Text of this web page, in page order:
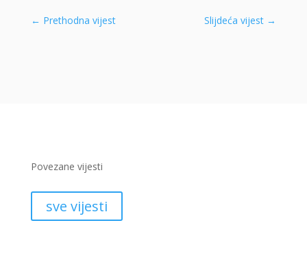
← Prethodna vijest Slijdeća vijest →
Povezane vijesti
sve vijesti